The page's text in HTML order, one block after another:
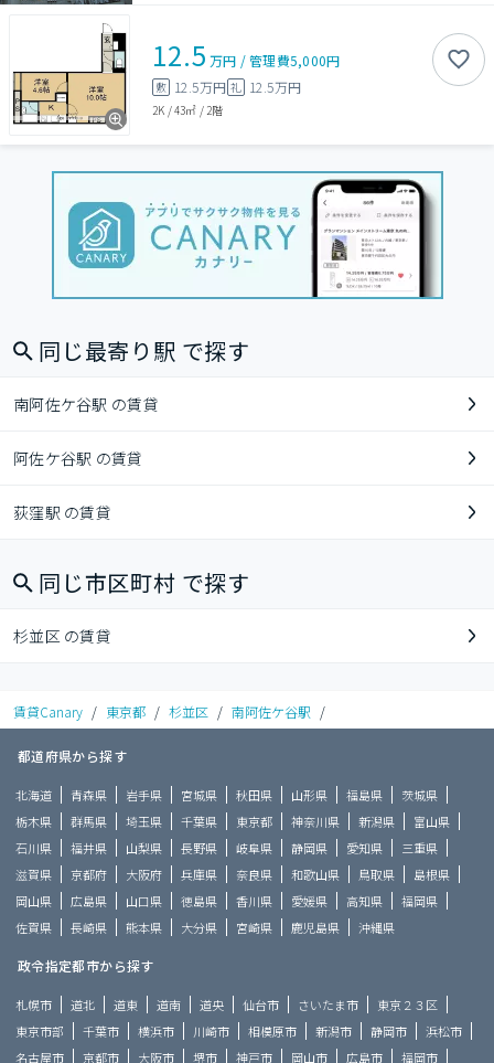
12.5 万円 /管理費5,000円
敷 12.5万円 礼 12.5万円
2K /43㎡ / 2階
同じ最寄り駅 で探す
南阿佐ケ谷駅 の賃貸
阿佐ケ谷駅 の賃貸
荻窪駅 の賃貸
同じ市区町村 で探す
杉並区 の賃貸
賃貸Canary / 東京都 / 杉並区 / 南阿佐ケ谷駅 /
都道府県から探す
北海道 青森県 岩手県 宮城県 秋田県 山形県 福島県
茨城県
栃木県
群馬県 埼玉県 千葉県 東京都 神奈川県 新潟県
富山県
石川県
福井県 山梨県 長野県 岐阜県 静岡県 愛知県
三重県
滋賀県
京都府 大阪府 兵庫県 奈良県 和歌山県 鳥取県
島根県
岡山県
広島県 山口県 徳島県 香川県 愛媛県 高知県
福岡県
佐賀県
長崎県 熊本県 大分県 宮崎県 鹿児島県 沖縄県
政令指定都市から探す
札幌市 道北 道東 道南 道央 仙台市 さいたま市
東京２３区
東京市部
千葉市 横浜市 川崎市 相模原市 新潟市 静岡市
浜松市
名古屋市
京都市 大阪市 堺市 神戸市 岡山市 広島市 福岡市